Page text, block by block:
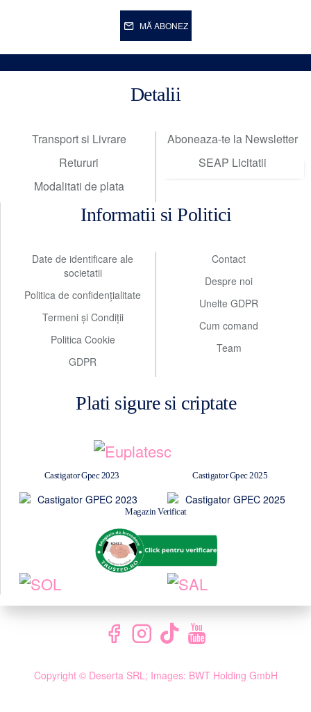
MĂ ABONEZ
Detalii
Transport si Livrare
Retururi
Modalitati de plata
Aboneaza-te la Newsletter
SEAP Licitatii
Informatii si Politici
Date de identificare ale
societatii
Politica de confidențialitate
Termeni și Condiții
Politica Cookie
GDPR
Contact
Despre noi
Unelte GDPR
Cum comand
Team
Plati sigure si criptate
Castigator Gpec 2023 Castigator Gpec 2025
Magazin Verificat
Copyright © Deserta SRL; Images: BWT Holding GmbH